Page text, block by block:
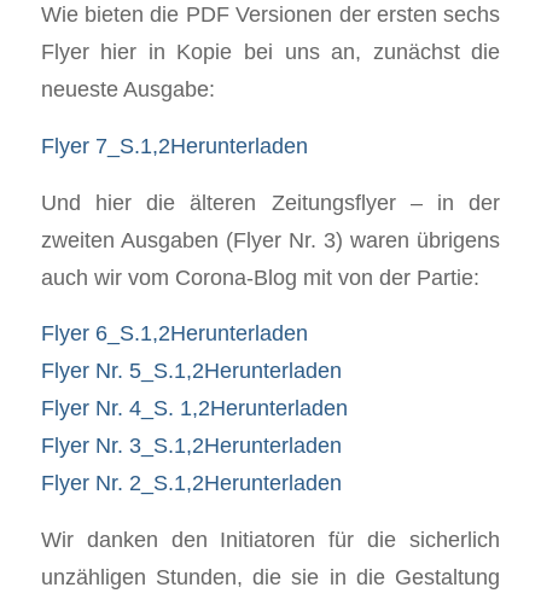
Wie bieten die PDF Versionen der ersten sechs
Flyer hier in Kopie bei uns an, zunächst die
neueste Ausgabe:
Flyer 7_S.1,2Herunterladen
Und hier die älteren Zeitungsflyer – in der
zweiten Ausgaben (Flyer Nr. 3) waren übrigens
auch wir vom Corona-Blog mit von der Partie:
Flyer 6_S.1,2Herunterladen
Flyer Nr. 5_S.1,2Herunterladen
Flyer Nr. 4_S. 1,2Herunterladen
Flyer Nr. 3_S.1,2Herunterladen
Flyer Nr. 2_S.1,2Herunterladen
Wir danken den Initiatoren für die sicherlich
unzähligen Stunden, die sie in die Gestaltung